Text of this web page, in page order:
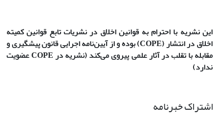
این نشریه با احترام به قوانین اخلاق در نشریات تابع قوانین کمیته
اخلاق در انتشار(COPE)بوده و از آیین‌نامه اجرایی قانون پیشگیری و
مقابله با تقلب در آثار علمی پیروی می‌کند (نشریه در COPE عضویت
ندارد)
اشتراک خبرنامه